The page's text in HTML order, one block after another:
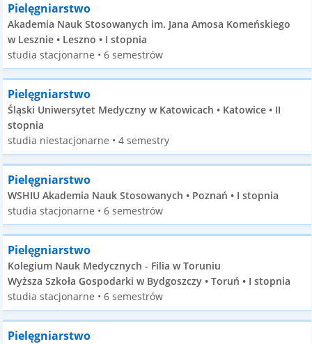
Pielęgniarstwo
Akademia Nauk Stosowanych im. Jana Amosa Komeńskiego
w Lesznie • Leszno • I stopnia
studia stacjonarne • 6 semestrów
Pielęgniarstwo
Śląski Uniwersytet Medyczny w Katowicach • Katowice • II
stopnia
studia niestacjonarne • 4 semestry
Pielęgniarstwo
WSHIU Akademia Nauk Stosowanych • Poznań • I stopnia
studia stacjonarne • 6 semestrów
Pielęgniarstwo
Kolegium Nauk Medycznych - Filia w Toruniu
Wyższa Szkoła Gospodarki w Bydgoszczy • Toruń • I stopnia
studia stacjonarne • 6 semestrów
Pielęgniarstwo